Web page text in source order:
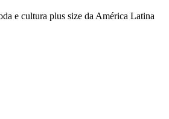
e cultura plus size da América Latina